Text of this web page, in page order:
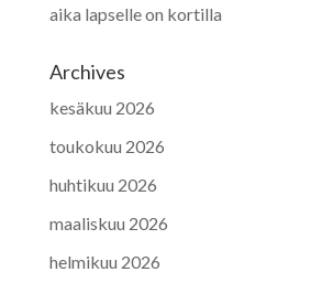
aika lapselle on kortilla
Archives
kesäkuu 2026
toukokuu 2026
huhtikuu 2026
maaliskuu 2026
helmikuu 2026